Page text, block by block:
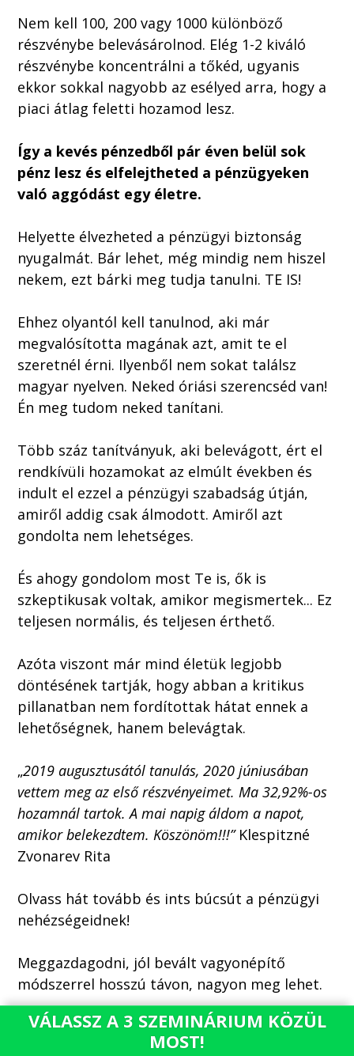
VÁLASSZ A 3 SZEMINÁRIUM KÖZÜL
MOST!
Nem kell 100, 200 vagy 1000 különböző
részvénybe belevásárolnod. Elég 1-2 kiváló
részvénybe koncentrálni a tőkéd, ugyanis
ekkor sokkal nagyobb az esélyed arra, hogy a
piaci átlag feletti hozamod lesz.
Így a kevés pénzedből pár éven belül sok
pénz lesz és elfelejtheted a pénzügyeken
való aggódást egy életre.
Helyette élvezheted a pénzügyi biztonság
nyugalmát. Bár lehet, még mindig nem hiszel
nekem, ezt bárki meg tudja tanulni. TE IS!
Ehhez olyantól kell tanulnod, aki már
megvalósította magának azt, amit te el
szeretnél érni. Ilyenből nem sokat találsz
magyar nyelven. Neked óriási szerencséd van!
Én meg tudom neked tanítani.
Több száz tanítványuk, aki belevágott, ért el
rendkívüli hozamokat az elmúlt években és
indult el ezzel a pénzügyi szabadság útján,
amiről addig csak álmodott. Amiről azt
gondolta nem lehetséges.
És ahogy gondolom most Te is, ők is
szkeptikusak voltak, amikor megismertek... Ez
teljesen normális, és teljesen érthető.
Azóta viszont már mind életük legjobb
döntésének tartják, hogy abban a kritikus
pillanatban nem fordítottak hátat ennek a
lehetőségnek, hanem belevágtak.
„2019 augusztusától tanulás, 2020 júniusában
vettem meg az első részvényeimet. Ma 32,92%-os
hozamnál tartok. A mai napig áldom a napot,
amikor belekezdtem. Köszönöm!!!”Klespitzné
Zvonarev Rita
Olvass hát tovább és ints búcsút a pénzügyi
nehézségeidnek!
Meggazdagodni, jól bevált vagyonépítő
módszerrel hosszú távon, nagyon meg lehet.
Nem érdemes hinni a gyors
meggazdagodásban!